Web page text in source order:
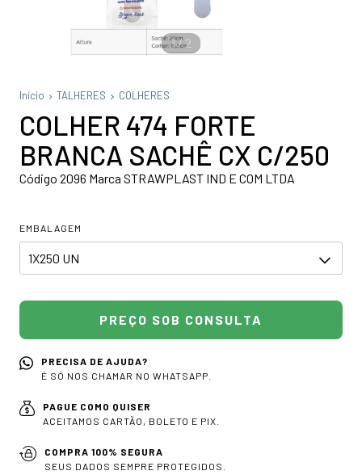
1/2
Início TALHERES COLHERES
COLHER 474 FORTE
BRANCA SACHÊ CX C/250
Código 2096 Marca STRAWPLAST IND E COM LTDA
EMBALAGEM
PRECISA DE AJUDA?
É SÓ NOS CHAMAR NO WHATSAPP.
PAGUE COMO QUISER
ACEITAMOS CARTÃO, BOLETO E PIX.
COMPRA 100% SEGURA
SEUS DADOS SEMPRE PROTEGIDOS.